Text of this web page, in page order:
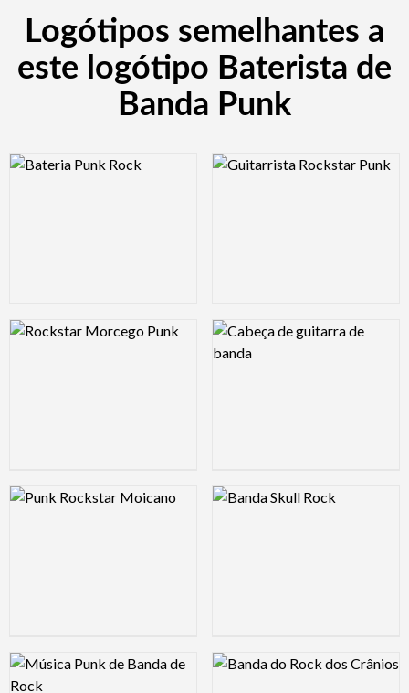
Logótipos semelhantes a
este logótipo Baterista de
Banda Punk
Logo Preview Image Logo Preview Image
Logo Preview Image Logo Preview Image
Logo Preview Image Logo Preview Image
Logo Preview Image Logo Preview Image